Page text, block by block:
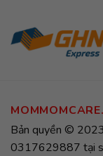
Bản quyền ©
0317629887 tại